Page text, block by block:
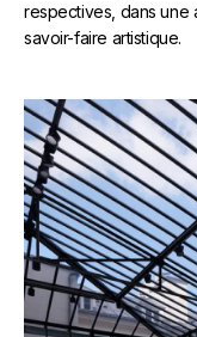
respectives, dans
savoir-faire artistique.